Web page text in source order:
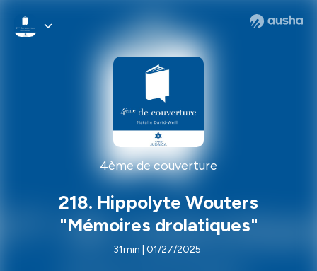
4ème de couverture
218. Hippolyte Wouters
"Mémoires drolatiques"
31min | 01/27/2025